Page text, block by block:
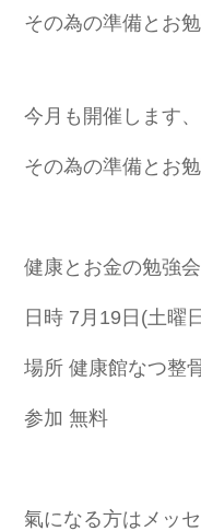
その為の準備とお
今月も開催します
その為の準備とお
健康とお金の勉強会
日時 7月19日(土曜
場所 健康館なつ整
参加 無料
氣になる方はメッ